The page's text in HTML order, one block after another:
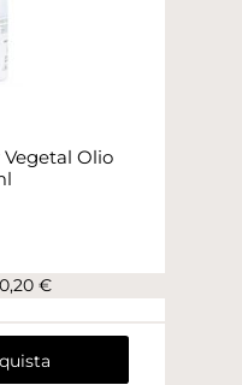
Vegetal Olio
€